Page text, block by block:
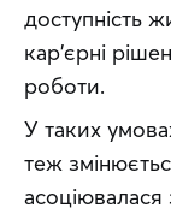
доступність
кар'єрні
роботи.
У таких
теж